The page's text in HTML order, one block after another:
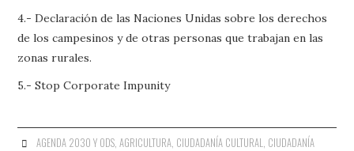
4.- Declaración de las Naciones Unidas sobre los derechos
de los campesinos y de otras personas que trabajan en las
zonas rurales.
5.- Stop Corporate Impunity
AGENDA 2030 Y ODS, AGRICULTURA, CIUDADANÍA CULTURAL CIUDADANÍA